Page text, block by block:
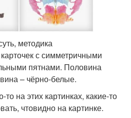
методика
с симметричными
пятнами. Половина
– чёрно-белые.
на этих картинках, какие-то
чтовидно на картинке.